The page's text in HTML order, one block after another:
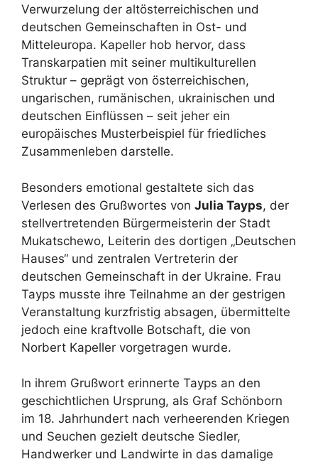
Verwurzelung der altösterreichischen und
deutschen Gemeinschaften in Ost- und
Mitteleuropa. Kapeller hob hervor, dass
Transkarpatien mit seiner multikulturellen
Struktur – geprägt von österreichischen,
ungarischen, rumänischen, ukrainischen und
deutschen Einflüssen – seit jeher ein
europäisches Musterbeispiel für friedliches
Zusammenleben darstelle.
Besonders emotional gestaltete sich das
Verlesen des Grußwortes von Julia Tayps, der
stellvertretenden Bürgermeisterin der Stadt
Mukatschewo, Leiterin des dortigen „Deutschen
Hauses“ und zentralen Vertreterin der
deutschen Gemeinschaft in der Ukraine. Frau
Tayps musste ihre Teilnahme an der gestrigen
Veranstaltung kurzfristig absagen, übermittelte
jedoch eine kraftvolle Botschaft, die von
Norbert Kapeller vorgetragen wurde.
In ihrem Grußwort erinnerte Tayps an den
geschichtlichen Ursprung, als Graf Schönborn
im 18. Jahrhundert nach verheerenden Kriegen
und Seuchen gezielt deutsche Siedler,
Handwerker und Landwirte in das damalige